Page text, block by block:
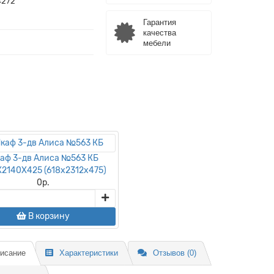
Гарантия
качества
мебели
3-дв Алиса №563 КБ
(618х2312х475)
0р.
В корзину
Характеристики Отзывов (0)